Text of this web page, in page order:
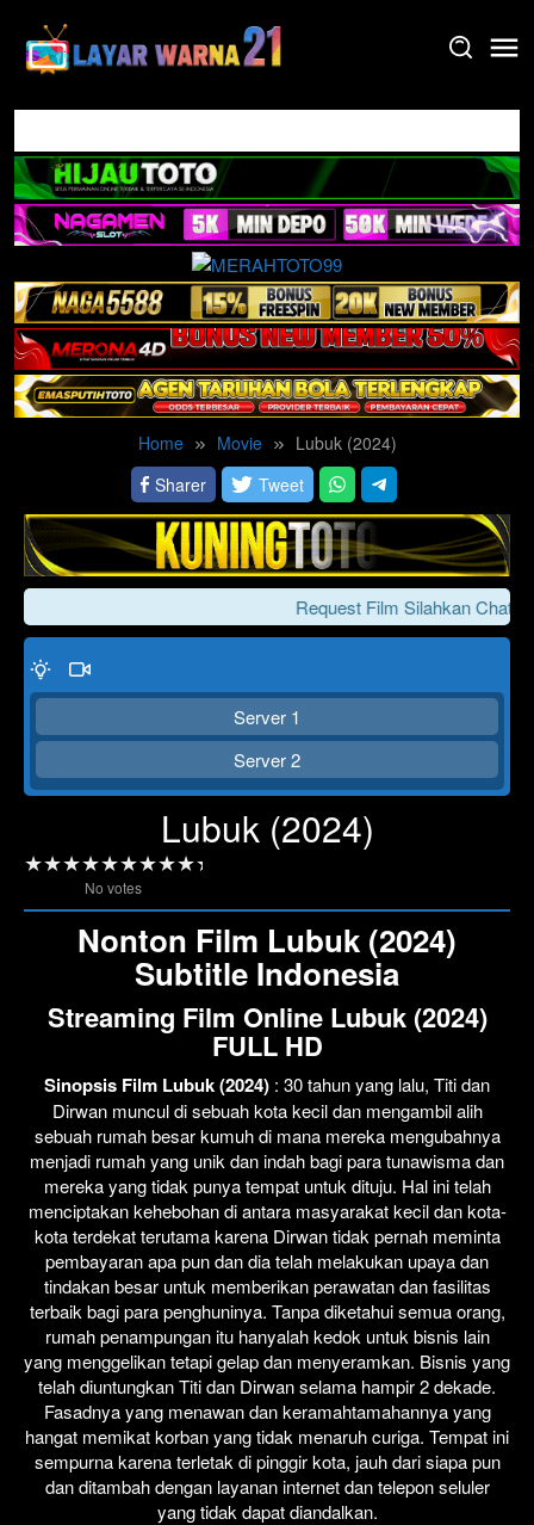
content
Home Movie
Lubuk (2024)
Sharer
Tweet
Request Film Silahkan Chat
Server 1
Server 2
Lubuk (2024)
No votes
Nonton Film Lubuk (2024)
Subtitle Indonesia
Streaming Film Online Lubuk (2024)
FULL HD
Sinopsis Film Lubuk (2024) : 30 tahun yang lalu, Titi dan
Dirwan muncul di sebuah kota kecil dan mengambil alih
sebuah rumah besar kumuh di mana mereka mengubahnya
menjadi rumah yang unik dan indah bagi para tunawisma dan
mereka yang tidak punya tempat untuk dituju. Hal ini telah
menciptakan kehebohan di antara masyarakat kecil dan kota-
kota terdekat terutama karena Dirwan tidak pernah meminta
pembayaran apa pun dan dia telah melakukan upaya dan
tindakan besar untuk memberikan perawatan dan fasilitas
terbaik bagi para penghuninya. Tanpa diketahui semua orang,
rumah penampungan itu hanyalah kedok untuk bisnis lain
yang menggelikan tetapi gelap dan menyeramkan. Bisnis yang
telah diuntungkan Titi dan Dirwan selama hampir 2 dekade.
Fasadnya yang menawan dan keramahtamahannya yang
hangat memikat korban yang tidak menaruh curiga. Tempat ini
sempurna karena terletak di pinggir kota, jauh dari siapa pun
dan ditambah dengan layanan internet dan telepon seluler
yang tidak dapat diandalkan.